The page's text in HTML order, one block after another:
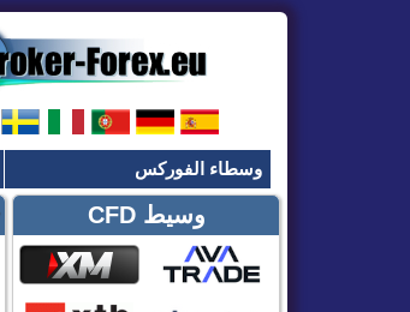
وسطاء الفوركس
وسيط CFD